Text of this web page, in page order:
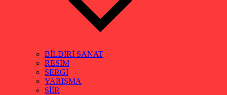
BİLDİRİ SANAT
RESİM
SERGİ
YARIŞMA
ŞİİR